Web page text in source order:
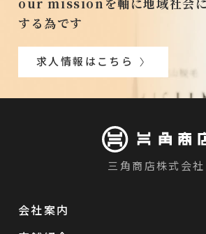
する為です
求人情報はこちら
三角商店株式会社
会社案内